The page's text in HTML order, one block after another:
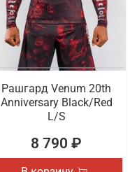
Рашгард Venum 20th
Anniversary Black/Red
L/S
8 790 ₽